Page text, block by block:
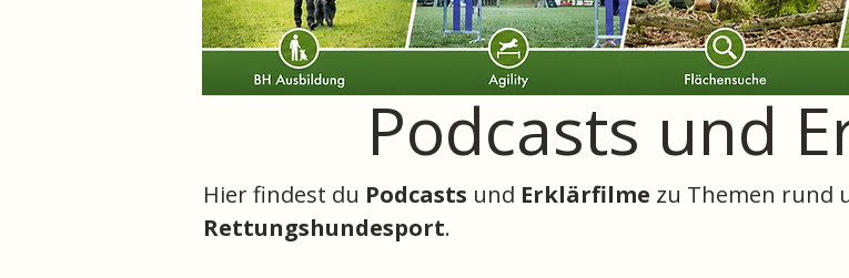
Podcasts und
Hier findest du Podcasts und Erklärfilme zu Themen rund
Rettungshundesport.